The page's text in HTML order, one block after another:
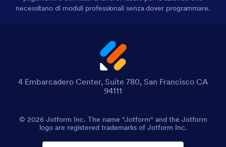
necessitano di moduli professionali senza dover programmare.
4 Embarcadero Center, Suite 780, San Francisco CA
94111
© 2026 Jotform Inc. The name "Jotform" and the Jotform
logo are registered trademarks of Jotform Inc.